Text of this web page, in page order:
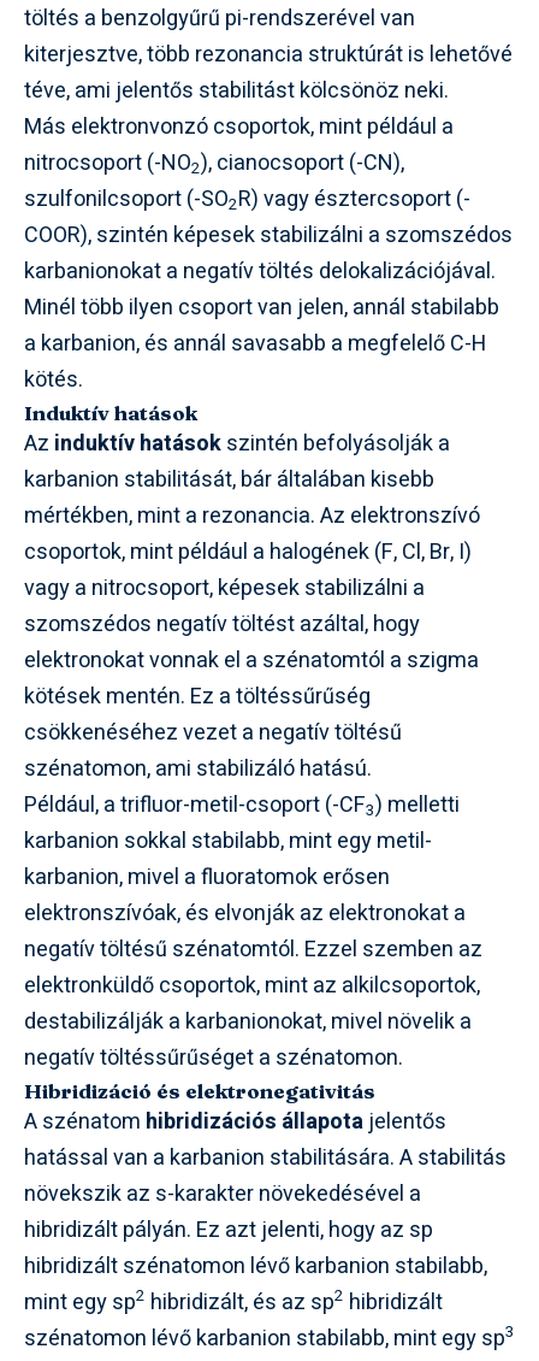
töltés a benzolgyűrű pi-rendszerével van
kiterjesztve, több rezonancia struktúrát is lehetővé
téve, ami jelentős stabilitást kölcsönöz neki.
Más elektronvonzó csoportok, mint például a
nitrocsoport (-NO2), cianocsoport (-CN),
szulfonilcsoport (-SO2R) vagy észtercsoport (-
COOR), szintén képesek stabilizálni a szomszédos
karbanionokat a negatív töltés delokalizációjával.
Minél több ilyen csoport van jelen, annál stabilabb
a karbanion, és annál savasabb a megfelelő C-H
kötés.
Induktív hatások
Az induktív hatásokszintén befolyásolják a
karbanion stabilitását, bár általában kisebb
mértékben, mint a rezonancia. Az elektronszívó
csoportok, mint például a halogének (F, Cl, Br, I)
vagy a nitrocsoport, képesek stabilizálni a
szomszédos negatív töltést azáltal, hogy
elektronokat vonnak el a szénatomtól a szigma
kötések mentén. Ez a töltéssűrűség
csökkenéséhez vezet a negatív töltésű
szénatomon, ami stabilizáló hatású.
Például, a trifluor-metil-csoport (-CF3) melletti
karbanion sokkal stabilabb, mint egy metil-
karbanion, mivel a fluoratomok erősen
elektronszívóak, és elvonják az elektronokat a
negatív töltésű szénatomtól. Ezzel szemben az
elektronküldő csoportok, mint az alkilcsoportok,
destabilizálják a karbanionokat, mivel növelik a
negatív töltéssűrűséget a szénatomon.
Hibridizáció és elektronegativitás
A szénatom hibridizációs állapota jelentős
hatással van a karbanion stabilitására. A stabilitás
növekszik az s-karakter növekedésével a
hibridizált pályán. Ez azt jelenti, hogy az sp
hibridizált szénatomon lévő karbanion stabilabb,
mint egy sp2 hibridizált, és az sp2 hibridizált
szénatomon lévő karbanion stabilabb, mint egy sp3